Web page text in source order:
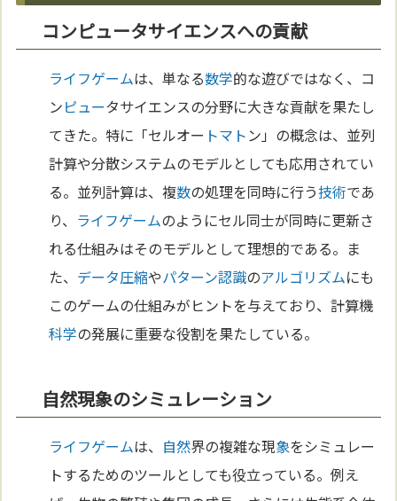
コンピュータサイエンスへの貢献
ライフゲームは、単なる数学的な遊びではなく、コ
ンピュータサイエンスの分野に大きな貢献を果たし
てきた。特に「セルオー トマト ン」の概念は、並列
計算や分散システムのモデルとしても応用されてい
る。並列計算は、複数の処理を同時に行う技術であ
り、 ライフゲームのようにセル同士が同時に更新さ
れる仕組みはそのモデルとして理想的である。ま
た、 データ圧縮やパターン認識のアルゴリズムにも
このゲームの仕組みがヒントを与えており、計算機
科学の発展に重要な役割を果たしている。
自然現象のシミュレーション
ライフゲームは、 自然界の複雑な現象をシミュレー
トするためのツールとしても役立っている。例え